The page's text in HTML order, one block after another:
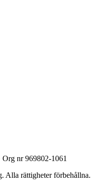
Org nr969802-1061
. Alla rättigheter förbehållna.